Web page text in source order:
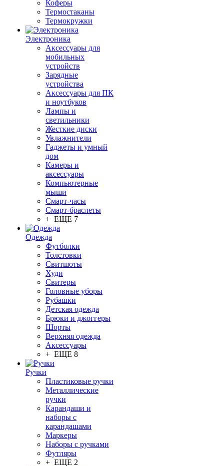
Коферы
Термостаканы
Термокружки
Электроника
Аксессуары для
мобильных
устройств
Зарядные
устройства
Аксессуары для ПК
и ноутбуков
Лампы и
светильники
Жесткие диски
Увлажнители
Гаджеты и умный
дом
Камеры и
аксессуары
Компьютерные
мыши
Смарт-часы
Смарт-браслеты
+ ЕЩЕ 7
Одежда
Футболки
Толстовки
Свитшоты
Худи
Свитеры
Головные уборы
Рубашки
Детская одежда
Брюки и джоггеры
Шорты
Верхняя одежда
Аксессуары
+ ЕЩЕ 8
Ручки
Пластиковые ручки
Металлические
ручки
Карандаши и
наборы с
карандашами
Маркеры
Наборы с ручками
Футляры
+ ЕЩЕ 2